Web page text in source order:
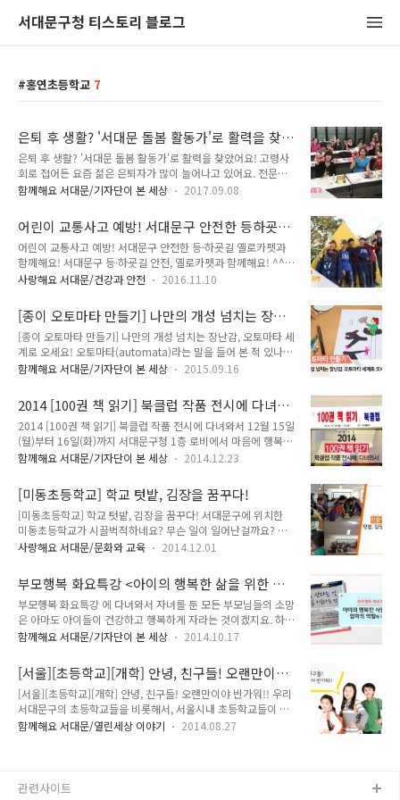
서대문구청 티스토리 블로그
홍연초등학교 7
은퇴 후 생활? '서대문 돌봄 활동가'로 활력을 찾
았어요!
은퇴 후 생활? '서대문 돌봄 활동가'로 활력을 찾았어요! 고령사
회로 접어든 요즘 젊은 은퇴자가 많이 늘어나고 있어요. 전문직
에 오랫동안 일을 하고 은퇴를 하게되면 일이 없어서 이곳저곳을
초저출산으로 OECD 국가 중 꼴찌를 달리고 있는 우리나라에서
아이들 돌보는 교사가 부족한 현실이지요. 방과 후 돌봄 교육을
하는 초등학교에 가보면 교사에 비해 학생들이 너무 많아서 제대
로 케어가 안되고 있는 상황이에요. ▲ 방과 후 책을 보는 아이들
그래서 서대문구는 2016년 서울시 시민참여예산으로 1억 2천
양성하기 시작했어요. 방과 후 아이들과 부모님들에게 정말 좋은
소식이였어요. 이번 서..
함께해요 서대문/기자단이 본 세상 2017.09.08
어린이 교통사고 예방! 서대문구 안전한 등하굣
길 옐로카펫과 함께해요!
어린이 교통사고 예방! 서대문구 안전한 등·하굣길 옐로카펫과
함께해요! 서대문구 등·하굣길 안전, 옐로카펫과 함께해요! ^^
어린이들의 등·하굣길 안전을 위해 통학로 횡단보고 진입부에
Tong지기와 함께 알아봐요~ '옐로카펫' 이란 학교주변 횡단보
도 등 교통위험지역 벽과 바닥에 황색 노면표시제를 펼쳐 외부와
구별되는 공간(옐로카펫)을 만듭니다. 상단에 태양광 램프를 부
착하여 사람 감지시 야간에 점등이 되어 어린이들에게 안전한 보
행을 유도하고 운전자에게 시인성을 높여 교통사고 위험이 없는
구에 4개소의 옐로카펫이 설치되어 있는데요. 어디에 설치되어
있는지 알아볼까요~ ^^ ▲ 고은초등..
사랑해요 서대문/건강과 안전 2016.11.10
[종이 오토마타 만들기] 나만의 개성 넘치는 장난
감, 오토마타 세계로 오세요!
[종이 오토마타 만들기] 나만의 개성 넘치는 장난감, 오토마타 세
계로 오세요! 오토마타(automata)라는 말을 들어 본 적 있나
요? '오토마타' 란? 여러가지 기계장치로 움직이는 인형이나 조
어에서 나온 말이라고 합니다. 지난 금요일(11일) 오후 4시 남가
좌새롬도서관에서는 의 사전행사인 저명 저자 릴레이 강연회가
있었는데요, '오토마타 공작소'의 저자이자 오토마타의 작가이기
도 한 전승일 선생님과 함께 하는 '나만의 오토마타 만들기' 체험
프로그램에이 다녀왔습니다^^ - 일 시 : 2015. 9. 11(금) 오후 4
등학교 4~6학년 어린이 30명 - 선정도서 : 오토마타 ..
함께해요 서대문/기자단이 본 세상 2015.09.16
2014 [100권 책 읽기] 북클럽 작품 전시에 다녀와
서
2014 [100권 책 읽기] 북클럽 작품 전시에 다녀와서 12월 15일
(월)부터 16일(화)까지 서대문구청 1층 로비에서 마음에 행복을
전하는 조촐한 전시회가 있었습니다. 바로 2014 [100권 책 읽
있는데요. (100권 책 읽기 소개 바로 가기) 100권 책 읽기는
2011년부터 시작한 서대문구의 대표 독서 문화 진흥 사업입니
다. 각 동마다 운영되었던 북클럽과 초등학교의 북클럽에서 1년
동안 읽은 책에 대한 여러 가지 생각과 느낌들은 저마다의 개성
있는 작품으로 표현한 전시회입니다. 한 번 보실까요? 충현동 -
은2동 북클럽 남가좌 1동 북클럽 홍제2동 - 천연동 북클럽 북..
함께해요 서대문/기자단이 본 세상 2014.12.23
[미동초등학교] 학교 텃밭, 김장을 꿈꾸다!
[미동초등학교] 학교 텃밭, 김장을 꿈꾸다! 서대문구에 위치한
미동초등학교가 시끌벅적하네요? 무슨 일이 일어난걸까요? 무
슨 일인지 궁금하시면 지기와 함께 가보실까요? 미동초등학교
학생들의 모습이랍니다^^ 김장 체험활동은 교내 텃밭에서 재배
한 배추, 무, 갓 및 친환경 농산물을 이용한 김장 담그기 체험을
통해 안전한 먹거리의 소중함을 인식하고자 '친환경급식 교육 공
동체 커뮤니티'에서 운영하는 프로그램입니다. 김장에 사용된 재
료들은 지난 늦여름부터 학생들이 학교텃밭에서 정성껏 가꿔 수
행사는 사전 간담회, 김장 재료의 준비, 김치 담그기, 수업 진행·
보조 등 관내 주민으로 구성 된 김장..
사랑해요 서대문/문화와 교육 2014.12.01
부모행복 화요특강 <아이의 행복한 삶을 위한 엄
마의 역할>에 다녀와서
부모행복 화요특강 에 다녀와서 자녀를 둔 모든 부모님들의 소망
은 아마도 아이들이 건강하고 행복하게 자라는 것이겠지요. 하루
가 다르게 변하는 세상에서, 또 누군가와 끊임없이 경쟁을 해야
들이 점점 늘어나는 것 같습니다. 그런데 우리 아이들은 얼마나
행복하다고 느낄까요? 아이들이 행복한 삶을 위해 엄마들이 해
야 할 일이 무엇인지, 그 답을 찾아보는 특강이 서대문구청에서
열리고 있습니다. 바로 인데요. TONG이 그 현장에 다녀왔습니
다. 1차 특강은 10월 14일 화요일, 서대문구청 6층 강당에서 열
함께해요 서대문/기자단이 본 세상 2014.10.17
[서울][초등학교][개학] 안녕, 친구들! 오랜만이야
반가워!!
[서울][초등학교][개학] 안녕, 친구들! 오랜만이야 반가워!! 우리
서대문구의 초등학교들을 비롯해서, 서울시내 초등학교들이 대
부분 8월 28일 개학을 해요!! (일부 학교는 하루 빨리! 27일 개
학교에 가기 싫어하는 것을 [새학기 증후군]이라고 합니다. 어린
함께해요 서대문/열린세상 이야기 2014.08.27
관련사이트